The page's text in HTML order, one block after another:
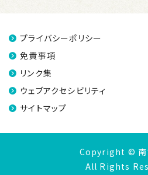
プライバシーポリシー
免責事項
リンク集
ウェブアクセシビリティ
サイトマップ
Copyright © 南
All Rights